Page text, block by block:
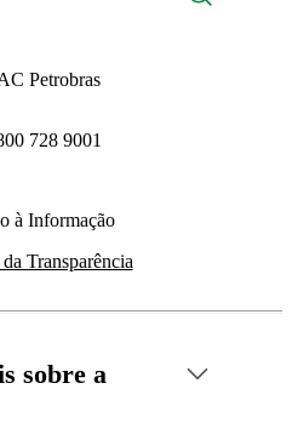
Petrobras
728 9001
à Informação
Transparência
sobre a